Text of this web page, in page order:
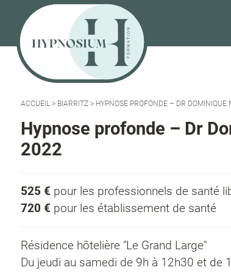
ACCUEIL > BIARRITZ > HYPNOSE PROFONDE – DR
Hypnose profonde – Dr
2022
525 € pour les professionnels de santé
720 € pour les établissement de santé
Résidence hôtelière "Le Grand Large"
Du jeudi au samedi de 9h à 12h30 et de